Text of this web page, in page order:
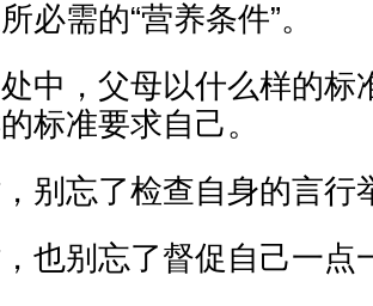
必需的“营养条件”。
中，父母以什么样的标
标准要求自己。
别忘了检查自身的言行
也别忘了督促自己一点